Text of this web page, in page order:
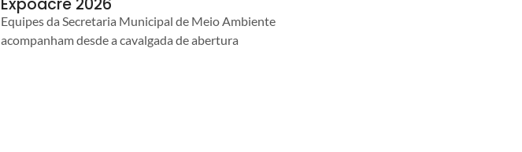
Expoacre 2026
Equipes da Secretaria Municipal de Meio Ambiente
acompanham desde a cavalgada de abertura